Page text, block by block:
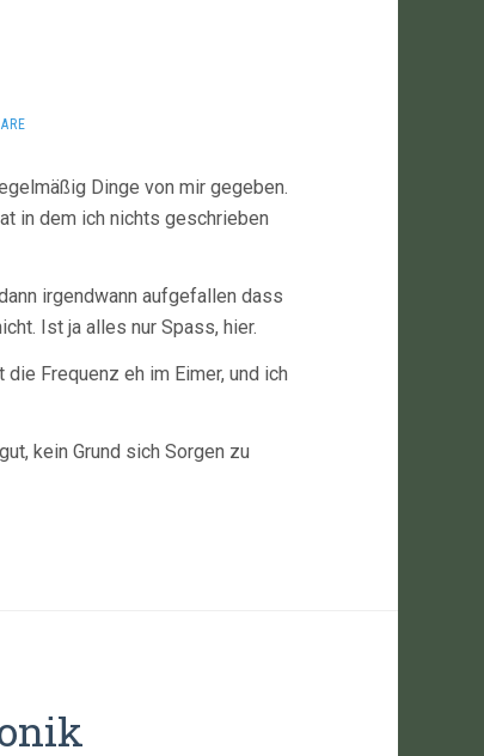
Dinge von mir gegeben.
in dem ich nichts geschrieben
irgendwann aufgefallen dass
Ist ja alles nur Spass, hier.
Frequenz eh im Eimer, und ich
kein Grund sich Sorgen zu